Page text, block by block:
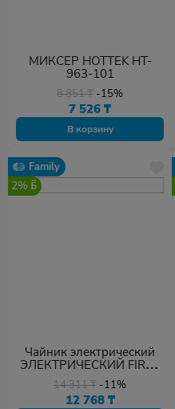
МИКСЕР HOTTEK HT-
963-101
8 851₸ -15%
7 526₸
В корзину
Family
2%
Чайник электрический
ЭЛЕКТРИЧЕСКИЙ FIRST
FA-5407-2-GR
14 311₸ -11%
12 768 ₸